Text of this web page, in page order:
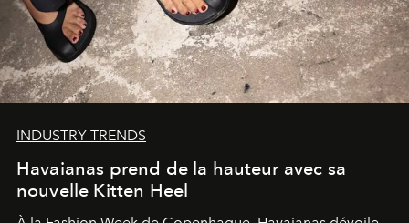
INDUSTRY TRENDS
Havaianas prend de la hauteur avec sa
nouvelle Kitten Heel